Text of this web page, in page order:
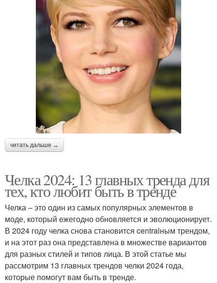
читать дальше →
Челка 2024: 13 главных тренда для
тех, кто любит быть в тренде
Челка – это один из самых популярных элементов в
моде, который ежегодно обновляется и эволюционирует.
В 2024 году челка снова становится centralным трендом,
и на этот раз она представлена в множестве вариантов
для разных стилей и типов лица. В этой статье мы
рассмотрим 13 главных трендов челки 2024 года,
которые помогут вам быть в тренде.